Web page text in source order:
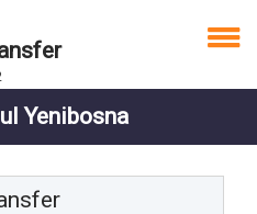
Yenibosna